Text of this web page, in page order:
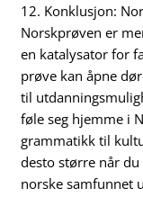
12. Konklusjon:
Norskprøven er
en katalysator for
prøve kan åpne
til
føle seg hjemme i
grammatikk til
desto større når
norske samfunnet